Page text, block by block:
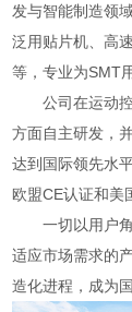
发与智能制造领
泛用贴片机、高
等，专业为SMT
公司在运动控
方面自主研发，
达到国际领先水
欧盟CE认证和美
一切以用户角
适应市场需求的
造化进程，成为